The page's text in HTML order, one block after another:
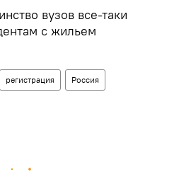
вузов все-таки
с жильем
регистрация Россия